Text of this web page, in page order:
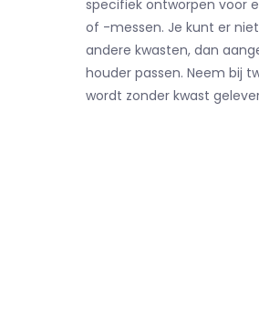
specifiek ontworpen voor
of -messen. Je kunt er
andere kwasten, dan
houder passen. Neem bij
wordt zonder kwast